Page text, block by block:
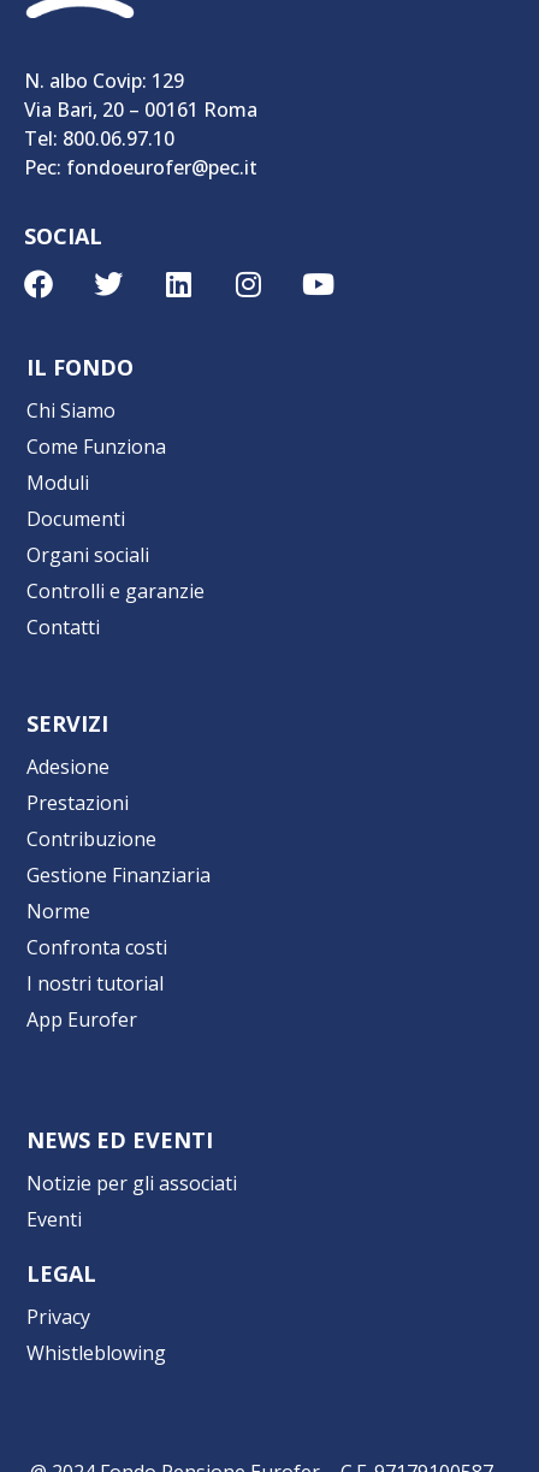
N. albo Covip: 129
Via Bari, 20 – 00161 Roma
Tel: 800.06.97.10
Pec: fondoeurofer@pec.it
SOCIAL
IL FONDO
Chi Siamo
Come Funziona
Moduli
Documenti
Organi sociali
Controlli e garanzie
Contatti
SERVIZI
Adesione
Prestazioni
Contribuzione
Gestione Finanziaria
Norme
Confronta costi
I nostri tutorial
App Eurofer
NEWS ED EVENTI
Notizie per gli associati
Eventi
LEGAL
Privacy
Whistleblowing